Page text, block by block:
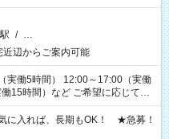
/ …
辺からご案内可能
働5時間） 12:00～17:00（実働
ど ご希望に応じて、
軽に担当へ相談ください！
入れば、長期もOK！ ★急募！